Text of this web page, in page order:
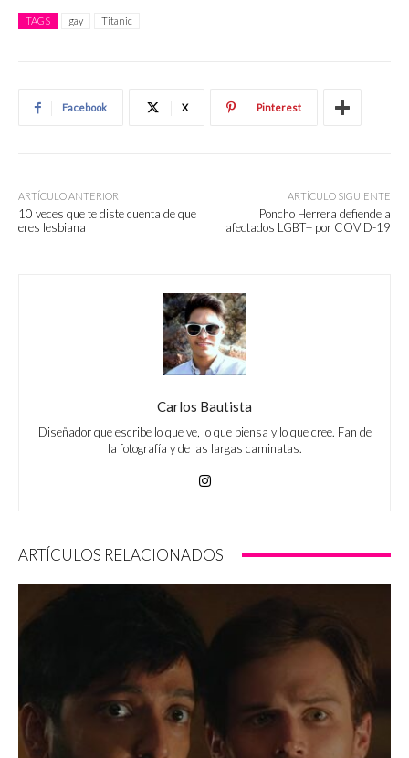
TAGS gay Titanic
Facebook X Pinterest
ARTÍCULO ANTERIOR
10 veces que te diste cuenta de que
eres lesbiana
ARTÍCULO SIGUIENTE
Poncho Herrera defiende a
afectados LGBT+ por COVID-19
Carlos Bautista
Diseñador que escribe lo que ve, lo que piensa y lo que cree. Fan de
la fotografía y de las largas caminatas.
ARTÍCULOS RELACIONADOS